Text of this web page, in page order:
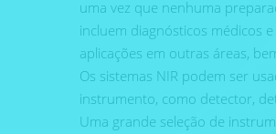
uma vez que nenhuma
incluem diagnósticos médicos
aplicações em outras áreas,
Os sistemas NIR podem ser
instrumento, como detector,
Uma grande seleção de